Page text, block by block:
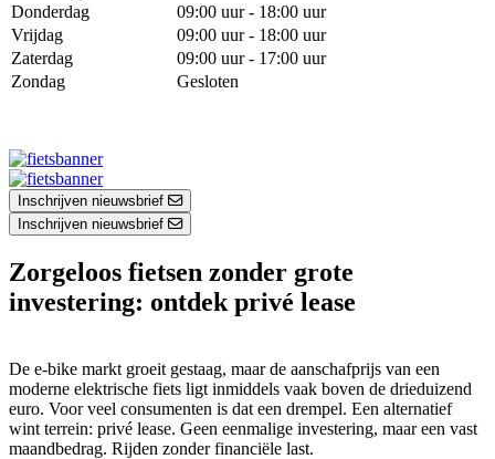
Donderdag
09:00 uur - 18:00 uur
Vrijdag
09:00 uur - 18:00 uur
Zaterdag
09:00 uur - 17:00 uur
Zondag
Gesloten
Inschrijven nieuwsbrief
Inschrijven nieuwsbrief
Zorgeloos fietsen zonder grote
investering: ontdek privé lease
De e-bike markt groeit gestaag, maar de aanschafprijs van een
moderne elektrische fiets ligt inmiddels vaak boven de drieduizend
euro. Voor veel consumenten is dat een drempel. Een alternatief
wint terrein: privé lease. Geen eenmalige investering, maar een vast
maandbedrag. Rijden zonder financiële last.